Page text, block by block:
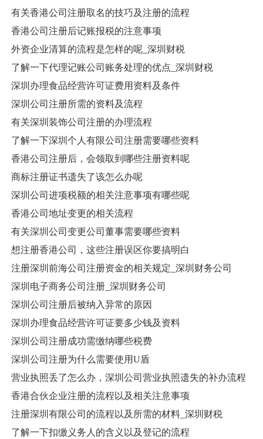
有关香港公司注册取名的技巧及注册的流程
香港公司注册后记账报税的注意事项
外资企业清算的流程是怎样的呢_深圳财税
了解一下代理记账公司账务处理的优点_深圳财税
深圳办理食品经营许可证费用资料及条件
深圳公司注册所需的资料及流程
有关深圳装饰公司注册的办理流程
了解一下深圳个人有限公司注册需要哪些资料
香港公司注册后，会领取到哪些注册资料呢
商标注册证书遗失了该怎么办呢
深圳公司进项税额的相关注意事项有哪些呢
香港公司地址变更的相关流程
有关深圳公司变更公司董事需要哪些资料
想注册香港公司，这些注册误区你要搞明白
注册深圳前海公司注册资金的相关规定_深圳财务公司
深圳电子商务公司注册_深圳财务公司
深圳公司注册后被纳入异常的原因
深圳办理食品经营许可证要多少钱及资料
深圳公司注册成功需缴纳哪些税费
深圳公司注册为什么需要使用U盾
营业执照丢了怎么办，深圳公司营业执照遗失的补办流程
香港合伙企业注册的流程以及相关注意事项
注册深圳有限公司的流程以及所需的材料_深圳财税
了解一下扣缴义务人的含义以及登记的流程